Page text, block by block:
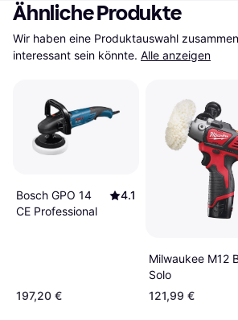
Ähnliche Produkte
Wir haben eine Produktauswahl
interessant sein könnte. Alle anzeigen
Bosch GPO 14
CE Professional
4.1
197,20 €
Milwaukee M12
Solo
121,99 €